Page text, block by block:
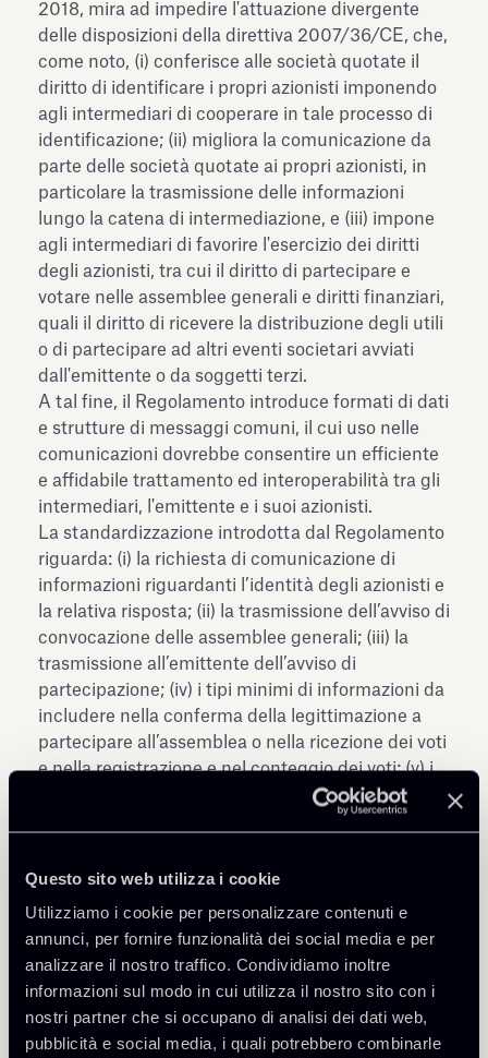
Questo sito web utilizza i cookie
Utilizziamo i cookie per personalizzare contenuti e
annunci, per fornire funzionalità dei social media e per
analizzare il nostro traffico. Condividiamo inoltre
informazioni sul modo in cui utilizza il nostro sito con i
nostri partner che si occupano di analisi dei dati web,
pubblicità e social media, i quali potrebbero combinarle
2018, mira ad impedire l'attuazione divergente
delle disposizioni della direttiva 2007/36/CE, che,
come noto, (i) conferisce alle società quotate il
diritto di identificare i propri azionisti imponendo
agli intermediari di cooperare in tale processo di
identificazione; (ii) migliora la comunicazione da
parte delle società quotate ai propri azionisti, in
particolare la trasmissione delle informazioni
lungo la catena di intermediazione, e (iii) impone
agli intermediari di favorire l'esercizio dei diritti
degli azionisti, tra cui il diritto di partecipare e
votare nelle assemblee generali e diritti finanziari,
quali il diritto di ricevere la distribuzione degli utili
o di partecipare ad altri eventi societari avviati
dall'emittente o da soggetti terzi.
A tal fine, il Regolamento introduce formati di dati
e strutture di messaggi comuni, il cui uso nelle
comunicazioni dovrebbe consentire un efficiente
e affidabile trattamento ed interoperabilità tra gli
intermediari, l'emittente e i suoi azionisti.
La standardizzazione introdotta dal Regolamento
riguarda: (i) la richiesta di comunicazione di
informazioni riguardanti l’identità degli azionisti e
la relativa risposta; (ii) la trasmissione dell’avviso di
convocazione delle assemblee generali; (iii) la
trasmissione all’emittente dell’avviso di
partecipazione; (iv) i tipi minimi di informazioni da
includere nella conferma della legittimazione a
partecipare all’assemblea o nella ricezione dei voti
e nella registrazione e nel conteggio dei voti; (v) i
termini da rispettare per la trasmissione delle
informazioni sugli eventi societari e per le
elementi e i principi da osservare per il
assemblee generali.
Il Regolamento si applica a partire dal 3
Scarica qui a fianco il Regolamento di esecuzione